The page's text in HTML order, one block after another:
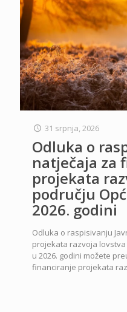
31 srpnja, 2026
Odluka o
natječaja za
projekata
području
2026. godini
Odluka o raspisivanju
projekata razvoja
u 2026. godini možete
financiranje projekata